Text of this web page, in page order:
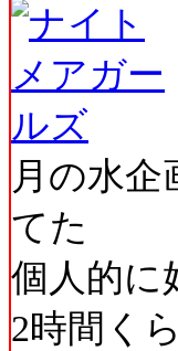
月の水企
てた
個人的に
2時間く